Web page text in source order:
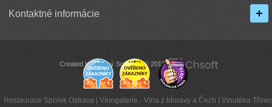
Kontaktné informácie
Created by Chytrý Software © 2013
Restaurace Spolek Ostrava |Vínogalerie - Vína z Moravy a Čech |Vinotéka